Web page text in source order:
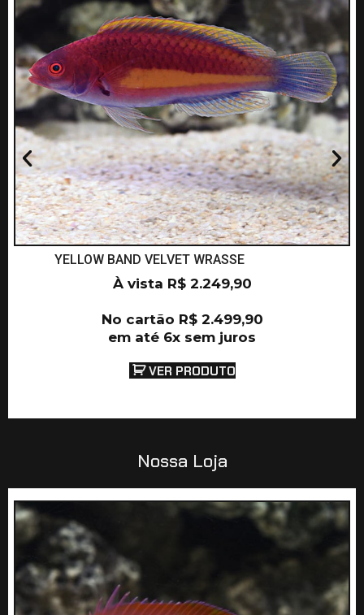
YELLOW BAND VELVET WRASSE
À vista R$2.249,90
No cartão R$2.499,90
em até 6x sem juros
VER PRODUTO
Nossa Loja